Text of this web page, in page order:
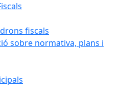
fiscals
sobre normativa, plans i